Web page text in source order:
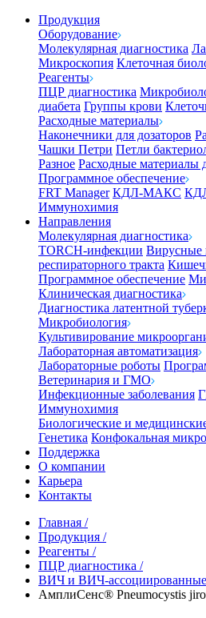
Продукция
Оборудование
Молекулярная диагностика
Микроскопия Клеточная
Реагенты
ПЦР диагностика
диабета Группы крови
Расходные материалы
Наконечники для дозаторов
Чашки Петри Петли
Разное Расходные материалы
Программное обеспечение
FRT Manager КДЛ-МАКС
Иммунохимия
Направления
Молекулярная диагностика
TORCH-инфекции Вирусные
респираторного тракта
Программное обеспечение
Клиническая диагностика
Диагностика латентной
Микробиология
Культивирование
Лабораторная автоматизация
Лабораторные роботы
Ветеринария и ГМО
Инфекционные заболевания
Иммунохимия
Биологические и
Генетика Конфокальная
Поддержка
О компании
Карьера
Контакты
Главная /
Продукция /
Реагенты /
ПЦР диагностика /
ВИЧ и ВИЧ-
АмплиСенс® Pneumocystis